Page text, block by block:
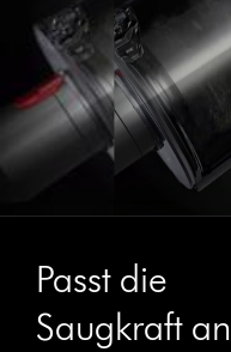
Passt die
Saugkraft an